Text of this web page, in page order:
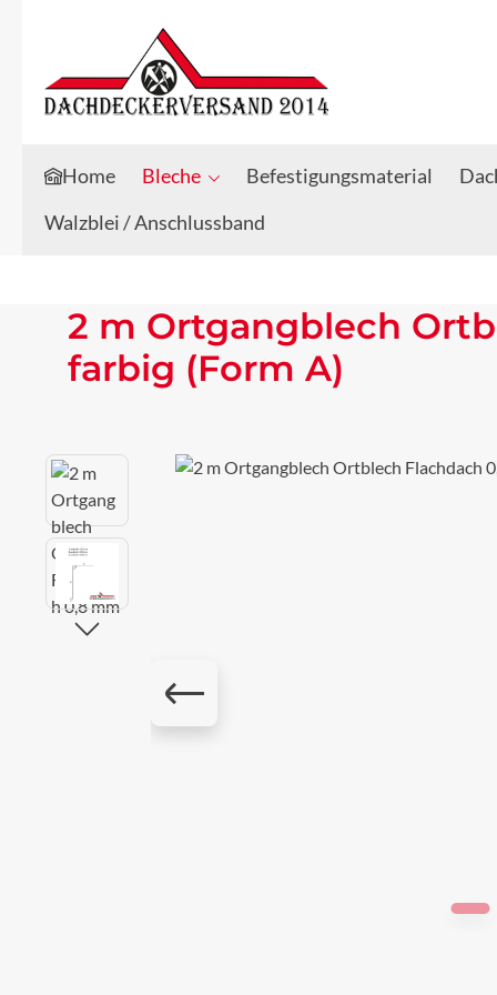
Zum Hauptinhalt springen
Zur Suche springen
Home Bleche Befestigungsmaterial
Walzblei / Anschlussband
2 m Ortgangblech
farbig (Form A)
Bildergalerie überspringen